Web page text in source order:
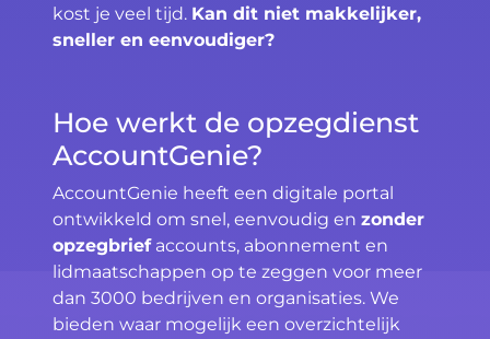
kost je veel tijd. Kan dit niet makkelijker,
sneller en eenvoudiger?
Hoe werkt de opzegdienst
AccountGenie?
AccountGenie heeft een digitale portal
ontwikkeld om snel, eenvoudig en zonder
opzegbriefaccounts, abonnement en
lidmaatschappen op te zeggen voor meer
dan 3000 bedrijven en organisaties. We
bieden waar mogelijk een overzichtelijk